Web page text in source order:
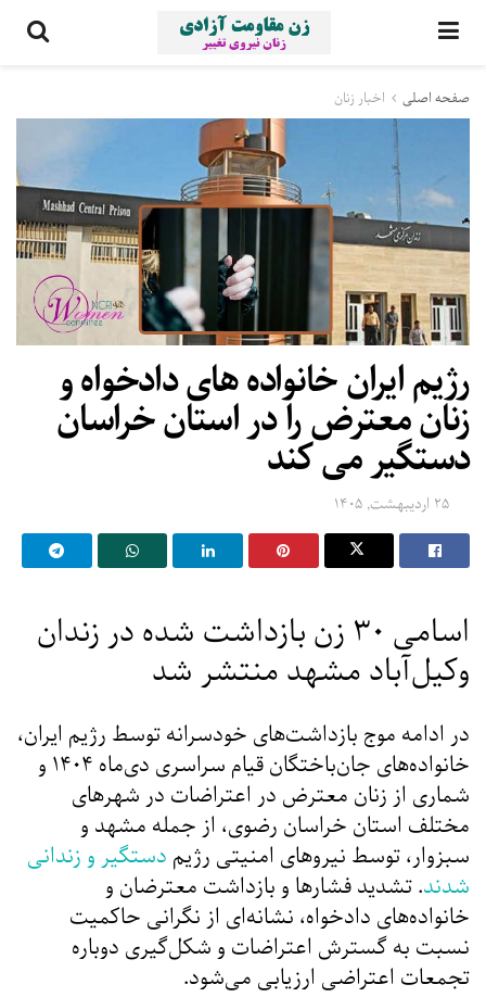
صفحه اصلی اخبار زنان
رژیم ایران خانواده های دادخواه و
زنان معترض را در استان خراسان
دستگیر می کند
۲۵ اردیبهشت, ۱۴۰۵
اسامی ۳۰ زن بازداشت شده در زندان
وکیل‌آباد مشهد منتشر شد
در ادامه موج بازداشت‌های خودسرانه توسط رژیم ایران،
خانواده‌های جان‌باختگان قیام سراسری دی‌ماه ۱۴۰۴ و
شماری از زنان معترض در اعتراضات در شهرهای
مختلف استان خراسان رضوی، از جمله مشهد و
سبزوار، توسط نیروهای امنیتی رژیم دستگیر و زندانی
شدند. تشدید فشارها و بازداشت معترضان و
خانواده‌های دادخواه، نشانه‌ای از نگرانی حاکمیت
نسبت به گسترش اعتراضات و شکل‌گیری دوباره
تجمعات اعتراضی ارزیابی می‌شود.